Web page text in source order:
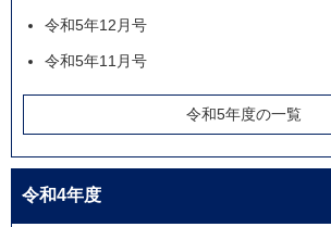
令和5年12月号
令和5年11月号
令和5年度の一覧
令和4年度